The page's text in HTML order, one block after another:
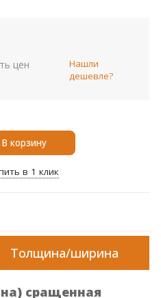
цен
Нашли
дешевле?
В корзину
в 1 клик
Толщина/ширина
сращенная